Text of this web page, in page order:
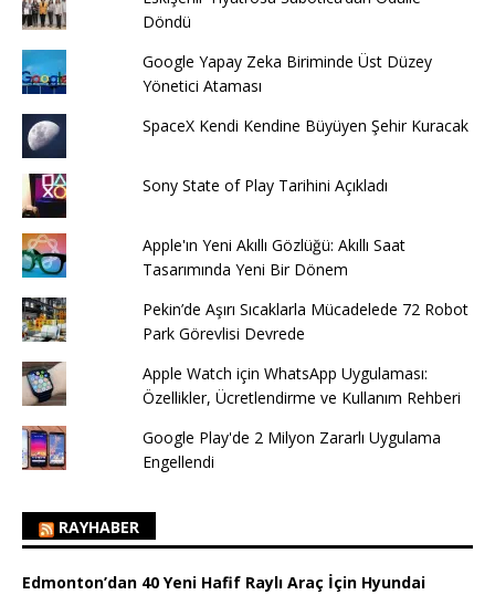
Döndü
Google Yapay Zeka Biriminde Üst Düzey
Yönetici Ataması
SpaceX Kendi Kendine Büyüyen Şehir Kuracak
Sony State of Play Tarihini Açıkladı
Apple'ın Yeni Akıllı Gözlüğü: Akıllı Saat
Tasarımında Yeni Bir Dönem
Pekin’de Aşırı Sıcaklarla Mücadelede 72 Robot
Park Görevlisi Devrede
Apple Watch için WhatsApp Uygulaması:
Özellikler, Ücretlendirme ve Kullanım Rehberi
Google Play'de 2 Milyon Zararlı Uygulama
Engellendi
RAYHABER
Edmonton’dan 40 Yeni Hafif Raylı Araç İçin Hyundai